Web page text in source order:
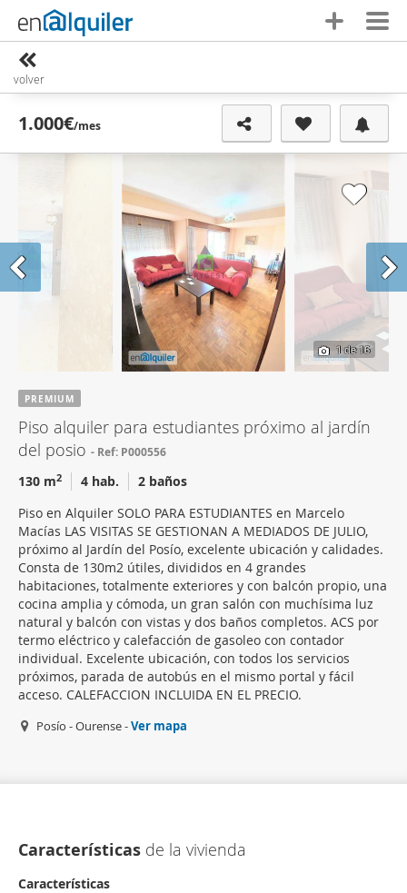
volver
1.000€/mes
1de 16
PREMIUM
Piso alquiler para estudiantes próximo al jardín
del posio
Ref: P000556
130 m2 4 hab.
2 baños
Piso en Alquiler SOLO PARA ESTUDIANTES en Marcelo
Macías LAS VISITAS SE GESTIONAN A MEDIADOS DE JULIO,
próximo al Jardín del Posío, excelente ubicación y calidades.
Consta de 130m2 útiles, divididos en 4 grandes
habitaciones, totalmente exteriores y con balcón propio, una
cocina amplia y cómoda, un gran salón con muchísima luz
natural y balcón con vistas y dos baños completos. ACS por
termo eléctrico y calefacción de gasoleo con contador
individual. Excelente ubicación, con todos los servicios
próximos, parada de autobús en el mismo portal y fácil
acceso. CALEFACCION INCLUIDA EN EL PRECIO.
Posío - Ourense -Ver mapa
Características de la vivienda
Características